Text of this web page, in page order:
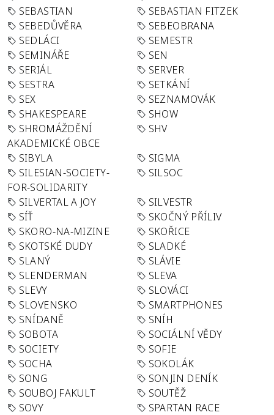
SEBASTIAN
SEBASTIAN FITZEK
SEBEDŮVĚRA
SEBEOBRANA
SEDLÁCI
SEMESTR
SEMINÁŘE
SEN
SERIÁL
SERVER
SESTRA
SETKÁNÍ
SEX
SEZNAMOVÁK
SHAKESPEARE
SHOW
SHROMÁŽDĚNÍ
AKADEMICKÉ OBCE
SHV
SIBYLA
SIGMA
SILESIAN-SOCIETY-
FOR-SOLIDARITY
SILSOC
SILVERTAL A JOY
SILVESTR
SÍŤ
SKOČNÝ PŘÍLIV
SKORO-NA-MIZINE
SKOŘICE
SKOTSKÉ DUDY
SLADKÉ
SLANÝ
SLÁVIE
SLENDERMAN
SLEVA
SLEVY
SLOVÁCI
SLOVENSKO
SMARTPHONES
SNÍDANĚ
SNÍH
SOBOTA
SOCIÁLNÍ VĚDY
SOCIETY
SOFIE
SOCHA
SOKOLÁK
SONG
SONJIN DENÍK
SOUBOJ FAKULT
SOUTĚŽ
SOVY
SPARTAN RACE